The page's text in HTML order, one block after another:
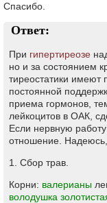
Спасибо.
Ответ:
При гипертиреозе
но и за состоянием
тиреостатики
постоянной
приема гормонов,
лейкоцитов в ОАК,
Если нервную
отношение.
1. Сбор трав.
Корни: валерианы
володушка